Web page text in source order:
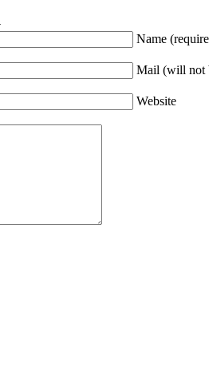
Name
Mail (will not
Website